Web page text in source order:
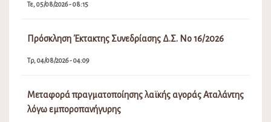
Τε, 05/08/2026 - 08:15
Πρόσκληση Έκτακτης Συνεδρίασης Δ.Σ. Νο 16/2026
Τρ, 04/08/2026 - 04:09
Μεταφορά πραγματοποίησης λαϊκής αγοράς Αταλάντης
λόγω εμποροπανήγυρης